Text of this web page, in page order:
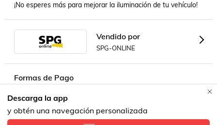
¡No esperes más para mejorar la iluminación de tu vehículo!
Vendido por
SPG-ONLINE
Formas de Pago
Descarga la app
y obtén una navegación personalizada